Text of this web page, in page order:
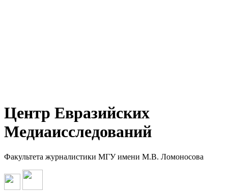
Центр Евразийских
Медиаисследований
Факультета журналистики МГУ имени М.В. Ломоносова